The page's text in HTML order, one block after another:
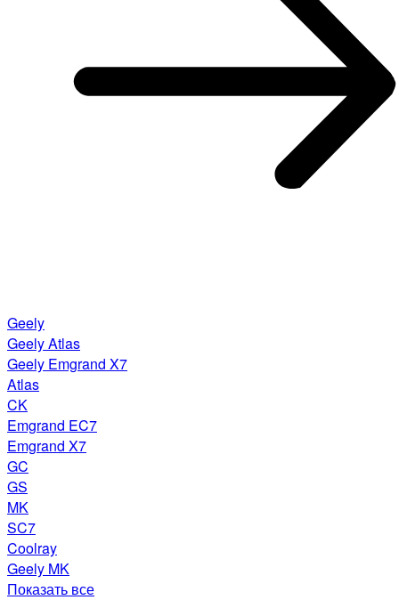
Geely
Geely Atlas
Geely Emgrand X7
Atlas
CK
Emgrand EC7
Emgrand X7
GC
GS
MK
SC7
Coolray
Geely MK
Показать все